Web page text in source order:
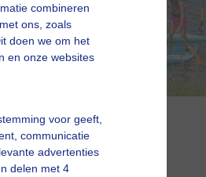
combineren
ons, zoals
doen we om het
en onze websites
voor geeft,
communicatie
advertenties
delen met 4